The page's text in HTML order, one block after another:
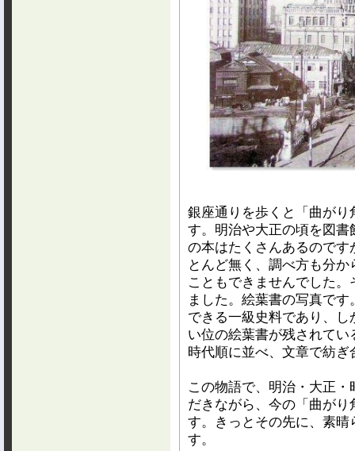
銀座通りを歩くと「曲が
す。明治や大正の頃を図
の本はたくさんあるので
とんど無く、調べ方も分
こともできませんでした
ました。絵葉書の写真で
できる一級史料であり、
い位の絵葉書が残されて
時代順に並べ、文章で紡
この物語で、明治・大正
だきながら、今の「曲が
す。きっとその先に、素
す。